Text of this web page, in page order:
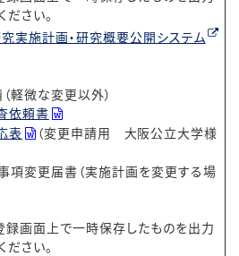
ださい。
実施計画・研究概要公開システム
軽微な変更以外）
依頼書
表
（変更申請用 大阪公立大学様
項変更届書（実施計画を変更する場
画面上で一時保存したものを出力
ださい。